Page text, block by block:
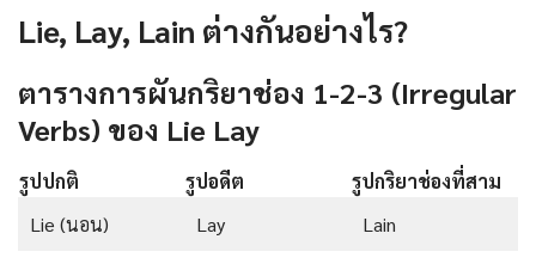
Lie, Lay, Lain ต่างกันอย่างไร?
ตารางการผันกริยาช่อง 1-2-3 (Irregular
Verbs) ของ Lie Lay
รูปปกติ รูปอดีต
รูปกริยาช่องที่สาม
Lie (นอน)
Lay Lain